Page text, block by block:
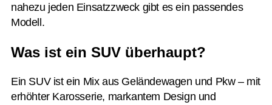
nahezu jeden Einsatzzweck gibt es ein passendes
Modell.
Was ist ein SUV überhaupt?
Ein SUV ist ein Mix aus Geländewagen und Pkw – mit
erhöhter Karosserie, markantem Design und